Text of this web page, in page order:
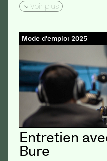
Voir plus
Mode d'emploi 2025
Entretien
Bure